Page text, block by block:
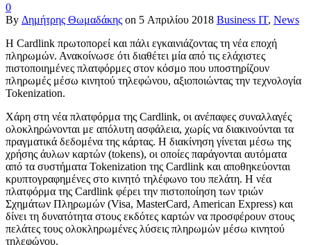
0
By Δημήτρης Θωμαδάκης on 5 Απριλίου 2018 Business IT, News
Η Cardlink πρωτοπορεί και πάλι εγκαινιάζοντας τη νέα εποχή
πληρωμών. Ανακοίνωσε ότι διαθέτει μία από τις ελάχιστες
πιστοποιημένες πλατφόρμες στον κόσμο που υποστηρίζουν
πληρωμές μέσω κινητού τηλεφώνου, αξιοποιώντας την τεχνολογία
Tokenization.
Χάρη στη νέα πλατφόρμα της Cardlink, οι ανέπαφες συναλλαγές
ολοκληρώνονται με απόλυτη ασφάλεια, χωρίς να διακινούνται τα
πραγματικά δεδομένα της κάρτας. Η διακίνηση γίνεται μέσω της
χρήσης άυλων καρτών (tokens), οι οποίες παράγονται αυτόματα
από τα συστήματα Tokenization της Cardlink και αποθηκεύονται
κρυπτογραφημένες στο κινητό τηλέφωνο του πελάτη. Η νέα
πλατφόρμα της Cardlink φέρει την πιστοποίηση των τριών
Σχημάτων Πληρωμών (Visa, MasterCard, American Express) και
δίνει τη δυνατότητα στους εκδότες καρτών να προσφέρουν στους
πελάτες τους ολοκληρωμένες λύσεις πληρωμών μέσω κινητού
τηλεφώνου.